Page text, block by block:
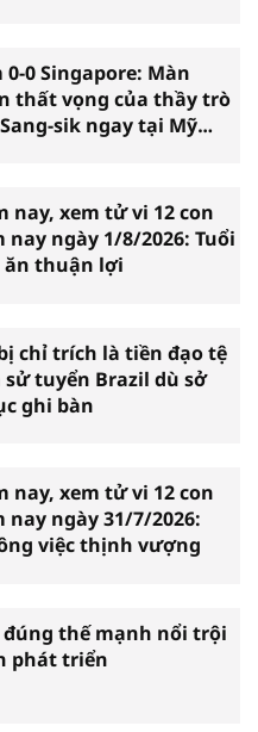
0-0 Singapore: Màn
thất vọng của thầy trò
sik ngay tại Mỹ
nay, xem tử vi 12 con
nay ngày 1/8/2026: Tuổi
ăn thuận lợi
chỉ trích là tiền đạo tệ
tuyển Brazil dù sở
ghi bàn
nay, xem tử vi 12 con
nay ngày 31/7/2026:
việc thịnh vượng
đúng thế mạnh nổi trội
phát triển